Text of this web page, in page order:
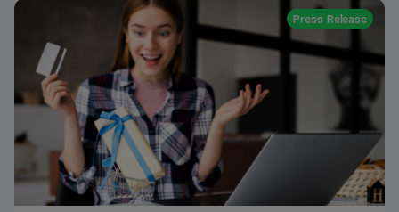
Press Release